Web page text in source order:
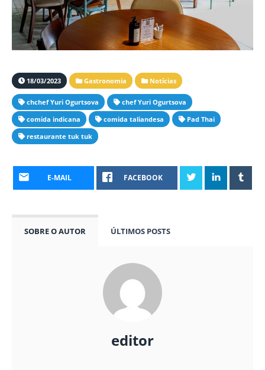
18/03/2023 Gastronomia Notícias
chchef Yuri Ogurtsova
chef Yuri Ogurtsova
comida indicana
comida taliandesa
Pad Thai
restaurante tuk tuk
E-MAIL FACEBOOK
SOBRE O AUTOR ÚLTIMOS POSTS
editor